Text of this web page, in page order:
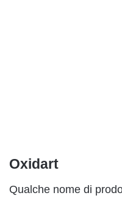
Oxidart
Qualche nome di